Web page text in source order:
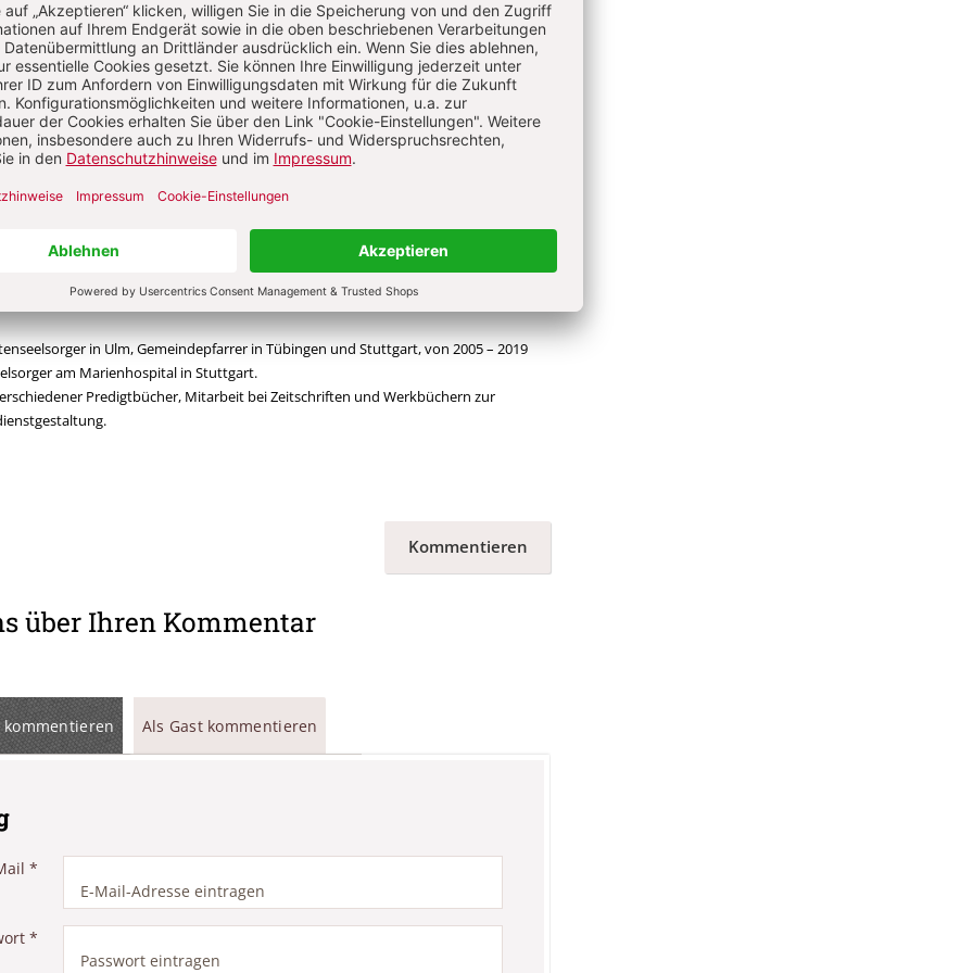
Anmelden
im Ruhestand. Geboren 1950 in Stuttgart, Studium der Katholischen Theologie in
und München und der Kirchenmusik in Rottenburg, Promotion in Theologischer
in Ulm, Gemeindepfarrer in Tübingen und Stuttgart, von 2005 – 2019
am Marienhospital in Stuttgart.
Predigtbücher, Mitarbeit bei Zeitschriften und Werkbüchern zur
Kommentieren
über Ihren Kommentar
Als Gast kommentieren
*
*